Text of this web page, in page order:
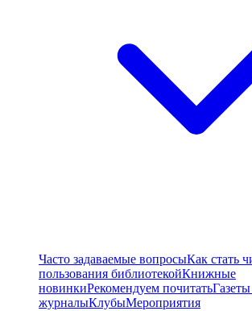
Часто задаваемые вопросыКак стать
пользования библиотекойКнижные
новинкиРекомендуем почитать
журналыКлубыМероприятия